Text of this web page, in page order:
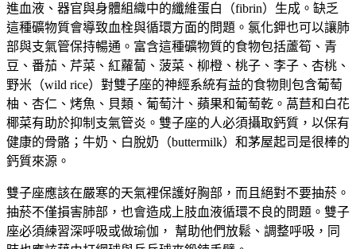
進血液、器官與身體組織中的纖維蛋白（fibrin）生成。缺乏
這種礦物質會導致血栓與循環方面的問題。氯化鉀也可以讓肺
部與支氣管保持暢通。富含這種礦物質的食物包括蘆筍、青
豆、番茄、芹菜、紅蘿蔔、菠菜、柳橙、桃子、李子、杏桃、
野米（wild rice）對雙子座的神經系統有益的食物則包含葡萄
柚、杏仁、烤魚、貝類、葡萄汁、蘋果和葡萄乾。萵苣和白花
椰菜有助於抑制支氣管炎。雙子座的人必須攝取鈣質，以保有
健康的骨骼；牛奶、白脫奶（buttermilk）和茅屋起司是很棒的
鈣質來源。
雙子座應該在嚴寒的天氣裡保護好胸部，而且絕對不要抽菸。
抽菸不僅損害肺部，也會造成上肢血液循環不良的問題。雙子
座必須練習深呼吸或做瑜伽， 幫助他們放鬆、調整呼吸，同